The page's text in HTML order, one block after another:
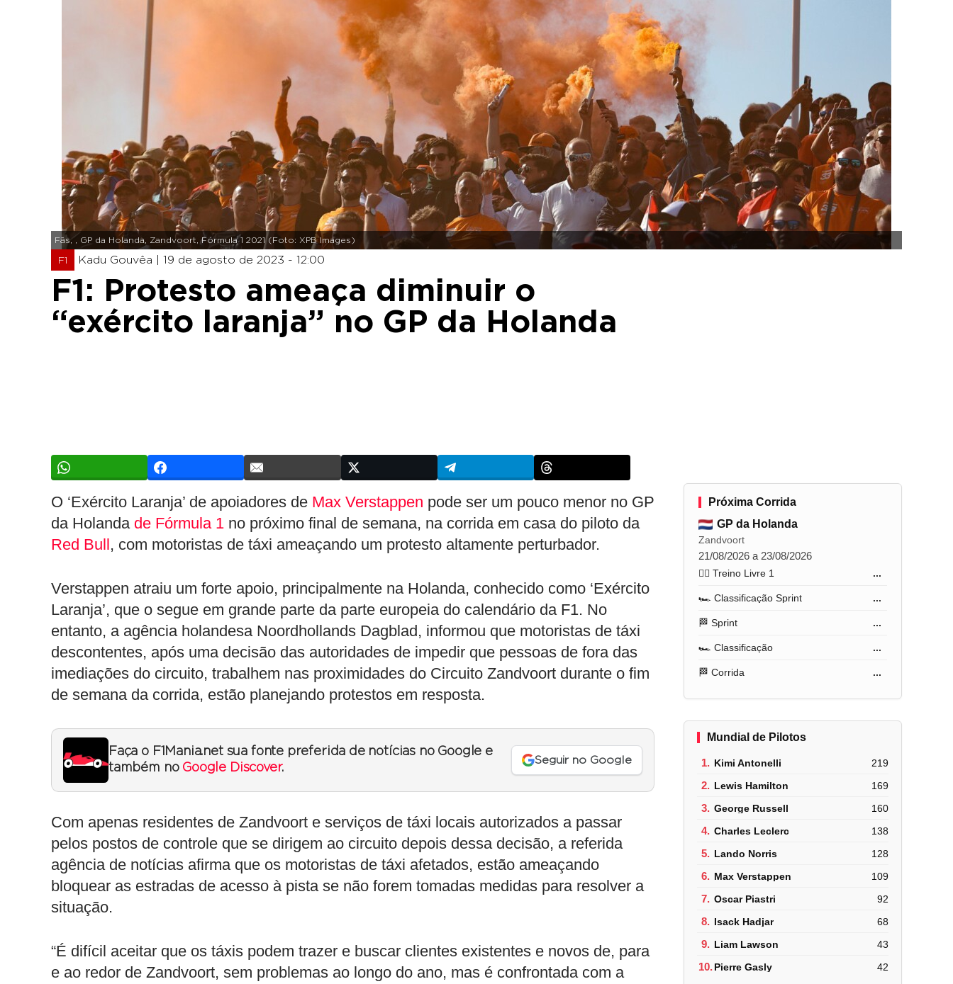
Fãs, , GP da Holanda, Zandvoort, Fórmula 1 2021 (Foto: XPB Images)
F1 Kadu Gouvêa | 19 de agosto de 2023 - 12:00
F1: Protesto ameaça diminuir o
“exército laranja” no GP da Holanda
O ‘Exército Laranja’ de apoiadores de Max Verstappen pode ser um pouco menor no GP
da Holanda de Fórmula 1 no próximo final de semana, na corrida em casa do piloto da
Red Bull, com motoristas de táxi ameaçando um protesto altamente perturbador.
Verstappen atraiu um forte apoio, principalmente na Holanda, conhecido como ‘Exército
Laranja’, que o segue em grande parte da parte europeia do calendário da F1. No
entanto, a agência holandesa Noordhollands Dagblad, informou que motoristas de táxi
descontentes, após uma decisão das autoridades de impedir que pessoas de fora das
imediações do circuito, trabalhem nas proximidades do Circuito Zandvoort durante o fim
de semana da corrida, estão planejando protestos em resposta.
Faça o F1Mania.net sua fonte preferida de notícias no Google e
também no Google Discover.
Seguir no Google
Com apenas residentes de Zandvoort e serviços de táxi locais autorizados a passar
pelos postos de controle que se dirigem ao circuito depois dessa decisão, a referida
agência de notícias afirma que os motoristas de táxi afetados, estão ameaçando
bloquear as estradas de acesso à pista se não forem tomadas medidas para resolver a
situação.
“É difícil aceitar que os táxis podem trazer e buscar clientes existentes e novos de, para
e ao redor de Zandvoort, sem problemas ao longo do ano, mas é confrontada com a
Próxima Corrida
GP da Holanda
Zandvoort
21/08/2026 a 23/08/2026
🏋️‍♂️ Treino Livre 1 ...
🏎️ Classificação Sprint ...
🏁 Sprint ...
🏎️ Classificação ...
🏁 Corrida ...
Mundial de Pilotos
1. Kimi Antonelli 219
2. Lewis Hamilton 169
3. George Russell 160
4. Charles Leclerc 138
5. Lando Norris 128
6. Max Verstappen 109
7. Oscar Piastri 92
8. Isack Hadjar 68
9. Liam Lawson 43
10.Pierre Gasly 42